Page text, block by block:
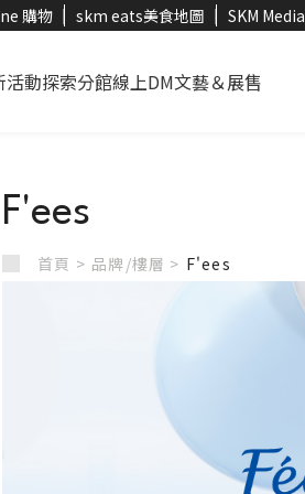
購物 skm eats美食地圖 SKM Media
活動探索分館線上DM文藝＆展售
F'ees
首頁 > 品牌/樓層 > F'ees